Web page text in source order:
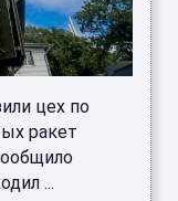
цех по
ракет
...